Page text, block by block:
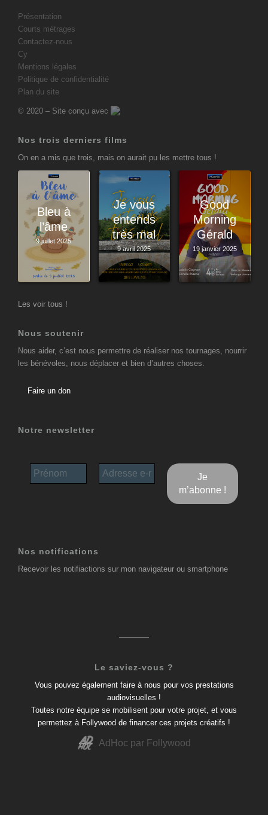
Présentation
Courts métrages
Contactez-nous
Cy
Mentions légales
Politique de confidentialité
Plan du site
© 2020 – Site conçu avec
Nos trois derniers films
On en a mis que trois, mais on aurait pu les mettre tous !
Bleu à
l’âme
9 juillet 2025
Je vous
entends
très mal
9 avril 2025
Good
Morning
Gérald
19 janvier 2025
Les voir tous !
Nous soutenir
Nous aider, c’est nous permettre de réaliser nos tournages, nourrir
les bénévoles, nous déplacer et bien d’autres choses.
Faire un don
Notre newsletter
Nos notifications
Recevoir les notifiactions sur mon navigateur ou smartphone
Le saviez-vous ?
Vous pouvez également faire à nous pour vos prestations
audiovisuelles !
Toutes notre équipe se mobilisent pour votre projet, et vous
permettez à Follywood de financer ces projets créatifs !
AdHoc par Follywood